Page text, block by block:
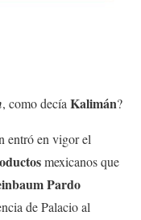
, como decía Kalimán?
entró en vigor el
mexicanos que
Pardo
de Palacio al